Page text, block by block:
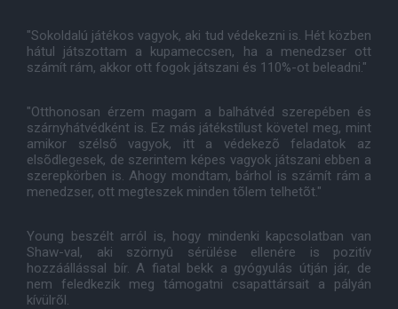
"Sokoldalú játékos vagyok, aki tud védekezni is. Hét közben
hátul játszottam a kupameccsen, ha a menedzser ott
számít rám, akkor ott fogok játszani és 110%-ot beleadni."
"Otthonosan érzem magam a balhátvéd szerepében és
szárnyhátvédként is. Ez más játékstílust követel meg, mint
amikor szélsõ vagyok, itt a védekezõ feladatok az
elsõdlegesek, de szerintem képes vagyok játszani ebben a
szerepkörben is. Ahogy mondtam, bárhol is számít rám a
menedzser, ott megteszek minden tõlem telhetõt."
Young beszélt arról is, hogy mindenki kapcsolatban van
Shaw-val, aki szörnyû sérülése ellenére is pozitív
hozzáállással bír. A fiatal bekk a gyógyulás útján jár, de
nem feledkezik meg támogatni csapattársait a pályán
kívülrõl.